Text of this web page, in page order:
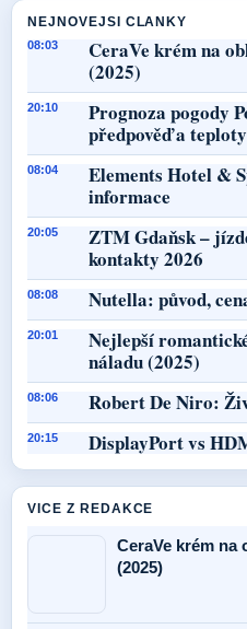
NEJNOVEJSI CLANKY
08:03
CeraVe krém na
(2025)
20:10
Prognoza pogody
předpověď a teploty
08:04
Elements Hotel &
informace
20:05
ZTM Gdaňsk –
kontakty 2026
08:08 Nutella: původ,
20:01
Nejlepší
náladu (2025)
08:06 Robert De Niro:
20:15 DisplayPort vs
VICE Z REDAKCE
CeraVe krém na
(2025)